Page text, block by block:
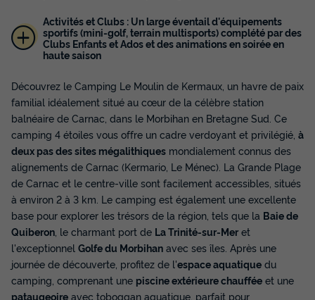
MOBILHOME 6 personnes - Comfort | 3 Ch.
| 6 Pers. | Terrasse surélevée | Clim.
31m² 6 3 1
Terrasse semi-couverte Animaux autorisés *
Cafetière
Congélateur
Réfrigérateur
+ 2
MOBILHOME 6 personnes - Comfort | 3 Ch. | 6 Pers. |
Terrasse surélevée | Clim.
du 05/09/2026au12/09/2026
Meilleur prix pour 7 nuits
Modifier les dates
504 €
378 € -25%
d'économie
Activités et Clubs : Un large éventail d'équipements
sportifs (mini-golf, terrain multisports) complété par des
Clubs Enfants et Ados et des animations en soirée en
haute saison
Découvrez le Camping Le Moulin de Kermaux, un havre de paix
familial idéalement situé au cœur de la célèbre station
balnéaire de Carnac, dans le Morbihan en Bretagne Sud. Ce
camping 4 étoiles vous offre un cadre verdoyant et privilégié, à
deux pas des sites mégalithiques mondialement connus des
alignements de Carnac (Kermario, Le Ménec). La Grande Plage
de Carnac et le centre-ville sont facilement accessibles, situés
à environ 2 à 3 km. Le camping est également une excellente
base pour explorer les trésors de la région, tels que la Baie de
Quiberon , le charmant port de La Trinité-sur-Mer et
l'exceptionnel Golfe du Morbihan avec ses îles. Après une
journée de découverte, profitez de l'espace aquatique du
camping, comprenant une piscine extérieure chauffée et une
pataugeoire avec toboggan aquatique, parfait pour